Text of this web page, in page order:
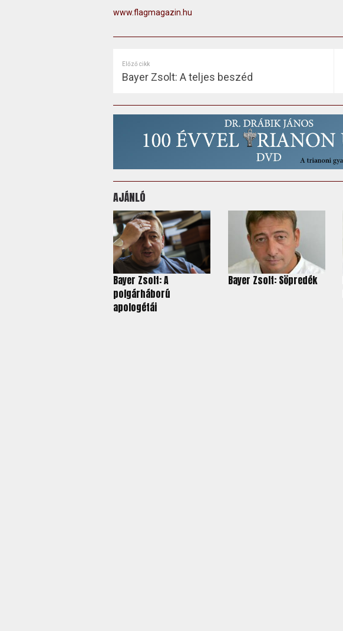
www.flagmagazin.hu
Előző cikk
Bayer Zsolt: A teljes beszéd
AJÁNLÓ
Bayer Zsolt: A
polgárháború
apologétái
Bayer Zsolt: Söpredék